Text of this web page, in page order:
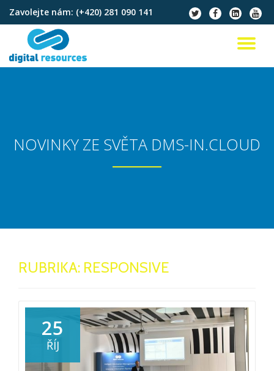
Přeskočit
obsah
Zavolejte nám: (+420) 281 090 141
fa-
twitter
fa-
facebook
fa-
linkedin-
square
fa-
NOVINKY ZE SVĚTA DMS-IN.CLOUD
RUBRIKA: RESPONSIVE
25
ŘÍJ